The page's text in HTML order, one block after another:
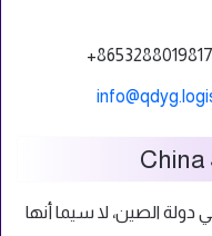
الصين، لا سيما أنها